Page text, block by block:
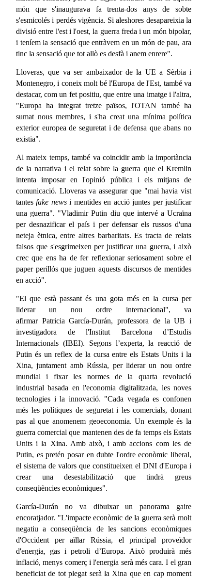
món que s'inaugurava fa trenta-dos anys de sobte
s'esmicolés i perdés vigència. Si aleshores desapareixia la
divisió entre l'est i l'oest, la guerra freda i un món bipolar,
i teníem la sensació que entràvem en un món de pau, ara
tinc la sensació que tot allò es desfà i anem enrere".
Lloveras, que va ser ambaixador de la UE a Sèrbia i
Montenegro, i coneix molt bé l'Europa de l'Est, també va
destacar, com un fet positiu, que entre una imatge i l'altra,
"Europa ha integrat tretze països, l'OTAN també ha
sumat nous membres, i s'ha creat una mínima política
exterior europea de seguretat i de defensa que abans no
existia".
Al mateix temps, també va coincidir amb la importància
de la narrativa i el relat sobre la guerra que el Kremlin
intenta imposar en l'opinió pública i els mitjans de
comunicació. Lloveras va assegurar que "mai havia vist
tantesfake newsi mentides en acció juntes per justificar
una guerra". "Vladimir Putin diu que intervé a Ucraïna
per desnazificar el país i per defensar els russos d'una
neteja ètnica, entre altres barbaritats. Es tracta de relats
falsos que s'esgrimeixen per justificar una guerra, i això
crec que ens ha de fer reflexionar seriosament sobre el
paper perillós que juguen aquests discursos de mentides
en acció".
"El que està passant és una gota més en la cursa per
liderar un nou ordre internacional", va
afirmar Patricia García-Durán, professora de la UB i
investigadora de l'Institut Barcelona d’Estudis
Internacionals (IBEI). Segons l’experta, la reacció de
Putin és un reflex de la cursa entre els Estats Units i la
Xina, juntament amb Rússia, per liderar un nou ordre
mundial i fixar les normes de la quarta revolució
industrial basada en l'economia digitalitzada, les noves
tecnologies i la innovació. "Cada vegada es confonen
més les polítiques de seguretat i les comercials, donant
pas al que anomenem geoeconomia. Un exemple és la
guerra comercial que mantenen des de fa temps els Estats
Units i la Xina. Amb això, i amb accions com les de
Putin, es pretén posar en dubte l'ordre econòmic liberal,
el sistema de valors que constitueixen el DNI d'Europa i
crear una desestabilització que tindrà greus
conseqüències econòmiques".
García-Durán no va dibuixar un panorama gaire
encoratjador. "L'impacte econòmic de la guerra serà molt
negatiu a conseqüència de les sancions econòmiques
d'Occident per aïllar Rússia, el principal proveïdor
d'energia, gas i petroli d’Europa. Això produirà més
inflació, menys comerç i l'energia serà més cara. I el gran
beneficiat de tot plegat serà la Xina que en cap moment